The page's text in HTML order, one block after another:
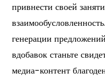
привнести своей
генерации
вдобавок станьте
медиа-контент